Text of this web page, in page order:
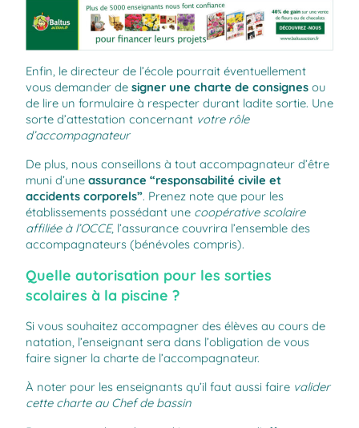
Enfin, le directeur de l’école pourrait éventuellement
vous demander de signer une charte de consignes ou
de lire un formulaire à respecter durant ladite sortie. Une
sorte d’attestation concernant votre rôle
d’accompagnateur
De plus, nous conseillons à tout accompagnateur d’être
muni d’une assurance “responsabilité civile et
accidents corporels”. Prenez note que pour les
établissements possédant une coopérative scolaire
affiliée à l’OCCE, l’assurance couvrira l’ensemble des
accompagnateurs (bénévoles compris).
Quelle autorisation pour les sorties
scolaires à la piscine ?
Si vous souhaitez accompagner des élèves au cours de
natation, l’enseignant sera dans l’obligation de vous
faire signer la charte de l’accompagnateur.
À noter pour les enseignants qu’il faut aussi faire valider
cette charte au Chef de bassin